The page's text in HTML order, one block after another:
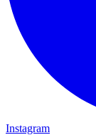
Instagram